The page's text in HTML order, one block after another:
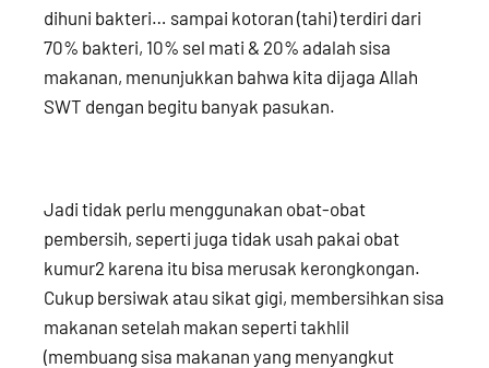
dihuni bakteri… sampai kotoran (tahi) terdiri dari
70% bakteri, 10% sel mati & 20% adalah sisa
makanan, menunjukkan bahwa kita dijaga Allah
SWT dengan begitu banyak pasukan.
Jadi tidak perlu menggunakan obat-obat
pembersih, seperti juga tidak usah pakai obat
kumur2 karena itu bisa merusak kerongkongan.
Cukup bersiwak atau sikat gigi, membersihkan sisa
makanan setelah makan seperti takhlil
(membuang sisa makanan yang menyangkut